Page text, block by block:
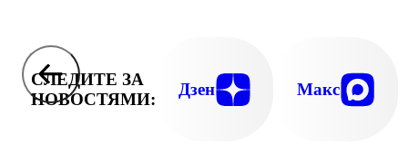
СЛЕДИТЕ ЗА
НОВОСТЯМИ:
Дзен Макс